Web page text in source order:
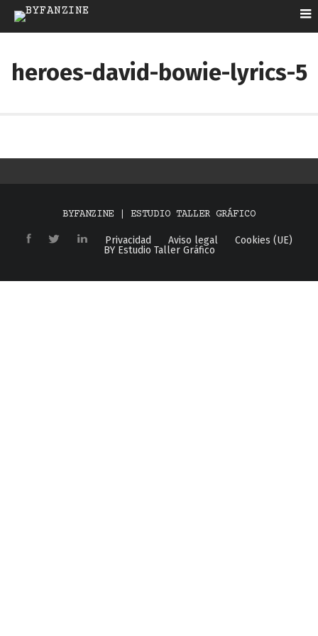
heroes-david-bowie-lyrics-5
BYFANZINE | ESTUDIO TALLER GRÁFICO
Privacidad Aviso legal
Cookies (UE)
BY Estudio Taller Gráfico